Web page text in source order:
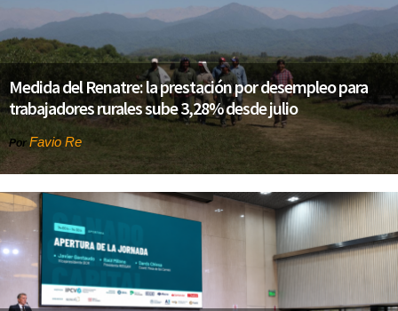
Medida del Renatre: la prestación por desempleo para
trabajadores rurales sube 3,28% desde julio
Por Favio Re